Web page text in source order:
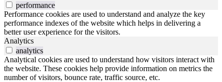
performance
Performance cookies are used to understand and analyze the key
performance indexes of the website which helps in delivering a
better user experience for the visitors.
Analytics
analytics
Analytical cookies are used to understand how visitors interact with
the website. These cookies help provide information on metrics the
number of visitors, bounce rate, traffic source, etc.